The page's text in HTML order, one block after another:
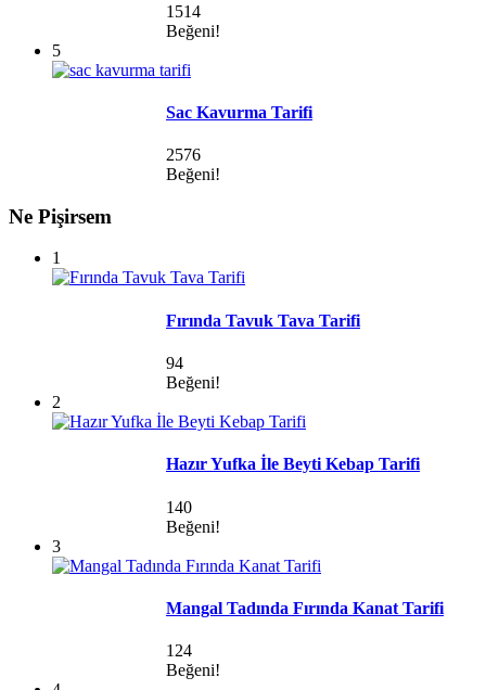
1514
Beğeni!
5
Sac Kavurma Tarifi
2576
Beğeni!
Ne Pişirsem
1
Fırında Tavuk Tava Tarifi
94
Beğeni!
2
Hazır Yufka İle Beyti Kebap Tarifi
140
Beğeni!
3
Mangal Tadında Fırında Kanat Tarifi
124
Beğeni!